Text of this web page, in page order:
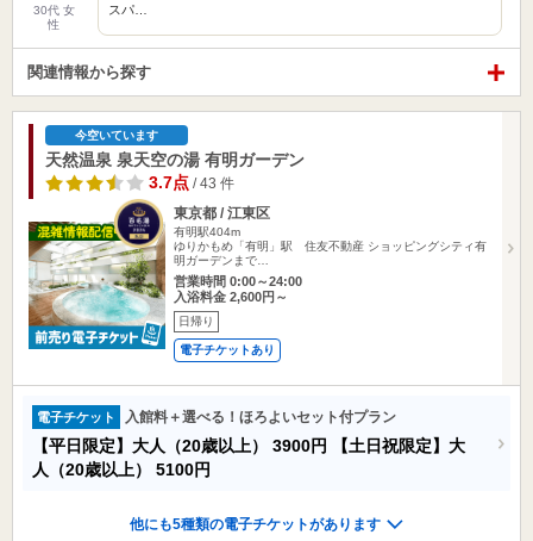
30代 女
性
スパ…
関連情報から探す
今空いています
天然温泉 泉天空の湯 有明ガーデン
3.7点 / 43 件
東京都 / 江東区
有明駅404m
ゆりかもめ「有明」駅 住友不動産 ショッピングシティ有
明ガーデンまで…
営業時間 0:00～24:00
入浴料金 2,600円～
日帰り
電子チケットあり
電子チケット 入館料＋選べる！ほろよいセット付プラン
【平日限定】大人（20歳以上） 3900円
【土日祝限定】大
人（20歳以上） 5100円
他にも5種類の電子チケットがあります